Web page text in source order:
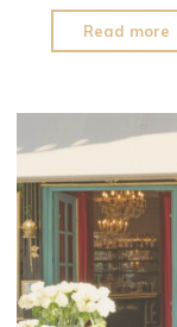
Read more